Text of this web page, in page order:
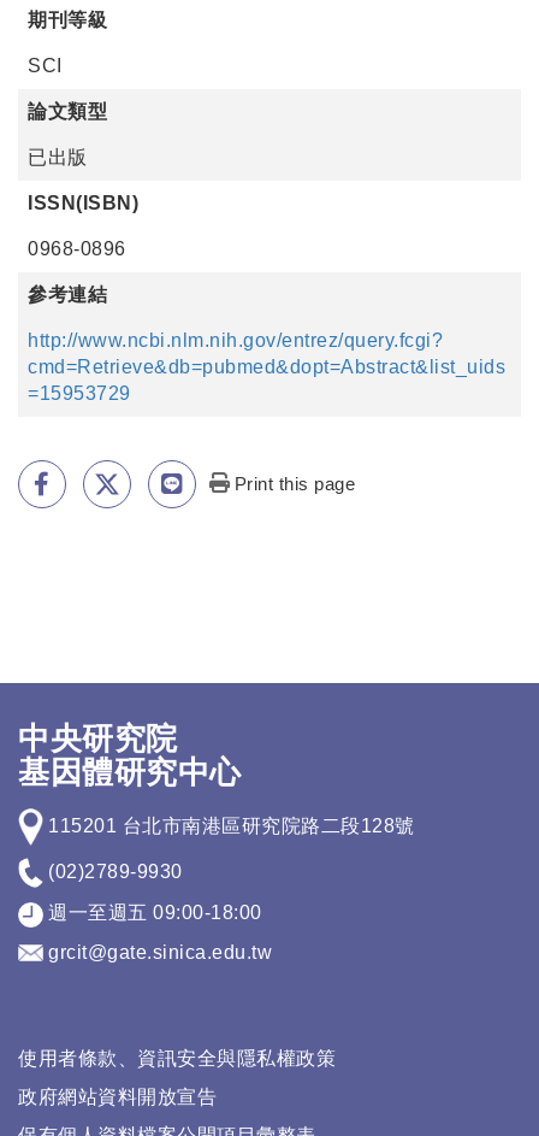
期刊等級
SCI
論文類型
已出版
ISSN(ISBN)
0968-0896
參考連結
http://www.ncbi.nlm.nih.gov/entrez/query.fcgi?
cmd=Retrieve&db=pubmed&dopt=Abstract&list_uids
=15953729
Print this page
中央研究院
基因體研究中心
115201 台北市南港區研究院路二段128號
(02)2789-9930
週一至週五 09:00-18:00
grcit@gate.sinica.edu.tw
使用者條款、資訊安全與隱私權政策
政府網站資料開放宣告